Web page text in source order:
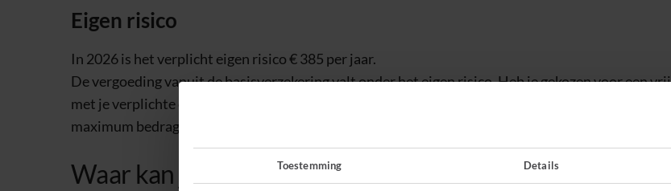
Toestemming Details
Eigen risico
In 2026 is het verplicht eigen risico € 385 per jaar.
De vergoeding vanuit de basisverzekering valt onder het eigen risico. Heb je gekozen voor een
met je verplichte eigen risico en daarna met je vrijwillig eigen risico. Als je je eigen risico
maximum bedrag waarvoor je bent verzekerd. Het eigen risico geldt voor verzekerden vanaf 18
Waar kan je terecht?